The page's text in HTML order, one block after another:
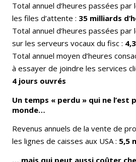
Total annuel d’heures passées par
les files d’attente : 35 milliards
Total annuel d’heures passées par
sur les serveurs vocaux du fisc :
Total annuel moyen d’heures
à essayer de joindre les services
4 jours ouvrés
Un temps « perdu » qui ne l’est
monde…
Revenus annuels de la vente de
les lignes de caisses aux USA : 5,5